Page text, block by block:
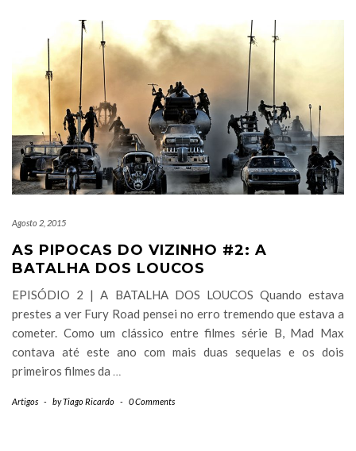
Agosto 2, 2015
AS PIPOCAS DO VIZINHO #2: A
BATALHA DOS LOUCOS
EPISÓDIO 2 | A BATALHA DOS LOUCOS Quando estava
prestes a ver Fury Road pensei no erro tremendo que estava a
cometer. Como um clássico entre filmes série B, Mad Max
contava até este ano com mais duas sequelas e os dois
primeiros filmes da …
Artigos - byTiago Ricardo - 0 Comments